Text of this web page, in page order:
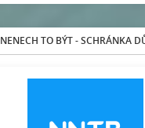
NENECH TO BÝT - SCHRÁNKA